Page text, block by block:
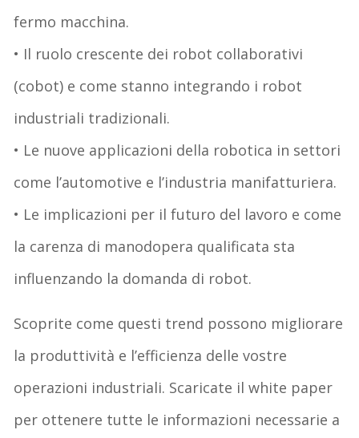
fermo macchina.
• Il ruolo crescente dei robot collaborativi
(cobot) e come stanno integrando i robot
industriali tradizionali.
• Le nuove applicazioni della robotica in settori
come l’automotive e l’industria manifatturiera.
• Le implicazioni per il futuro del lavoro e come
la carenza di manodopera qualificata sta
influenzando la domanda di robot.
Scoprite come questi trend possono migliorare
la produttività e l’efficienza delle vostre
operazioni industriali. Scaricate il white paper
per ottenere tutte le informazioni necessarie a